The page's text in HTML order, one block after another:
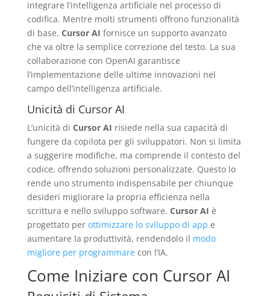
integrare l’intelligenza artificiale nel processo di
codifica. Mentre molti strumenti offrono funzionalità
di base, Cursor AI fornisce un supporto avanzato
che va oltre la semplice correzione del testo. La sua
collaborazione con OpenAI garantisce
l’implementazione delle ultime innovazioni nel
campo dell’intelligenza artificiale.
Unicità di Cursor AI
L’unicità di Cursor AI risiede nella sua capacità di
fungere da copilota per gli sviluppatori. Non si limita
a suggerire modifiche, ma comprende il contesto del
codice, offrendo soluzioni personalizzate. Questo lo
rende uno strumento indispensabile per chiunque
desideri migliorare la propria efficienza nella
scrittura e nello sviluppo software. Cursor AI è
progettato per ottimizzare lo sviluppo di app e
aumentare la produttività, rendendolo il modo
migliore per programmarecon l’IA.
Come Iniziare con Cursor AI